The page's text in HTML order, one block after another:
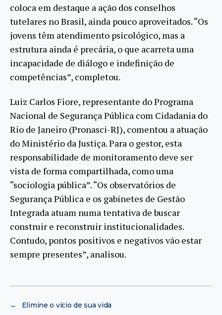
coloca em destaque a ação dos conselhos
tutelares no Brasil, ainda pouco aproveitados. “Os
jovens têm atendimento psicológico, mas a
estrutura ainda é precária, o que acarreta uma
incapacidade de diálogo e indefinição de
competências”, completou.
Luiz Carlos Fiore, representante do Programa
Nacional de Segurança Pública com Cidadania do
Rio de Janeiro (Pronasci-RJ), comentou a atuação
do Ministério da Justiça. Para o gestor, esta
responsabilidade de monitoramento deve ser
vista de forma compartilhada, como uma
“sociologia pública”. “Os observatórios de
Segurança Pública e os gabinetes de Gestão
Integrada atuam numa tentativa de buscar
construir e reconstruir institucionalidades.
Contudo, pontos positivos e negativos vão estar
sempre presentes”, analisou.
←
Elimine o vício de sua vida